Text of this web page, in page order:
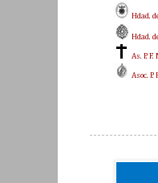
Hdad.
Hdad.
As. P.
Asoc.